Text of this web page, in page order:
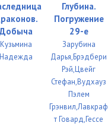
Добыча
Кузьмина
Надежда
Глубина.
Погружение
29-е
Зарубина
Дарья,Брэдбери
Рэй,Цвейг
Стефан,Вудхауз
Пэлем
Грэнвил,Лавкраф
т Говард,Гессе